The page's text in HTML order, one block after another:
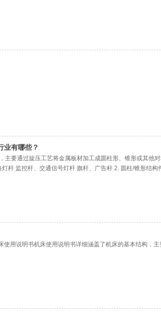
业有哪些？
主要通过旋压工艺将金属板材加工成圆柱形、锥形或其
杆 监控杆、交通信号灯杆 旗杆、广告杆 2. 圆柱/锥形结
使用说明书机床使用说明书详细涵盖了机床的基本结构，